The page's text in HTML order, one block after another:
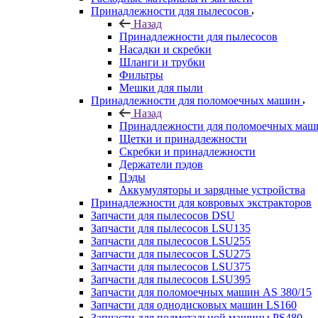
Принадлежности для пылесосов
Назад
Принадлежности для пылесосов
Насадки и скребки
Шланги и трубки
Фильтры
Мешки для пыли
Принадлежности для поломоечных машин
Назад
Принадлежности для поломоечных
Щетки и принадлежности
Скребки и принадлежности
Держатели пэдов
Пэды
Аккумуляторы и зарядные устройства
Принадлежности для ковровых экстракторов
Запчасти для пылесосов DSU
Запчасти для пылесосов LSU135
Запчасти для пылесосов LSU255
Запчасти для пылесосов LSU275
Запчасти для пылесосов LSU375
Запчасти для пылесосов LSU395
Запчасти для поломоечных машин AS 380/15
Запчасти для однодисковых машин LS160